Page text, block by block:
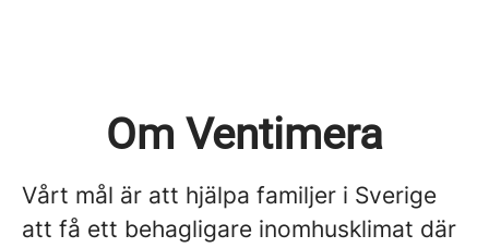
Om Ventimera
Vårt mål är att hjälpa familjer i Sverige
att få ett behagligare inomhusklimat där